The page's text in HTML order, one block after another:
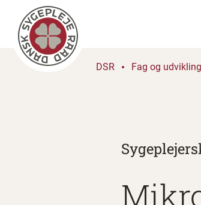
DSR Fag og udvikling